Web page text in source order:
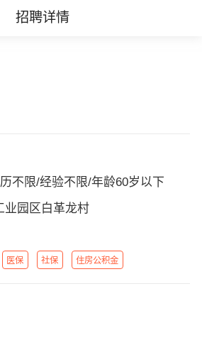
招聘详情
不限/经验不限/年龄60岁以下
业园区白革龙村
医保 社保 住房公积金